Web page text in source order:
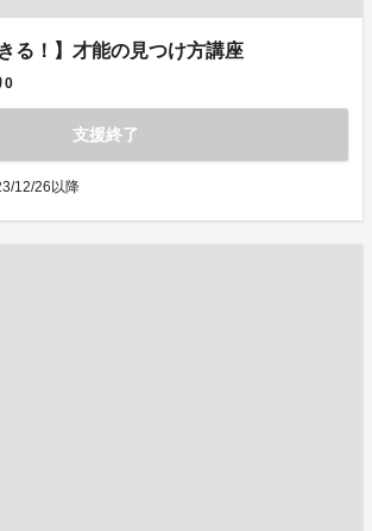
る！】才能の見つけ方講座
0
支援終了
12/26以降